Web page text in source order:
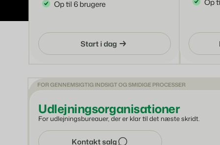
Op til 6 brugere
Start i dag
Op
FOR GENNEMSIGTIG INDSIGT OG SMIDIGE PROCESSER
Udlejningsorganisationer
For udlejningsbureauer, der er klar til det næste skridt.
Kontakt salg